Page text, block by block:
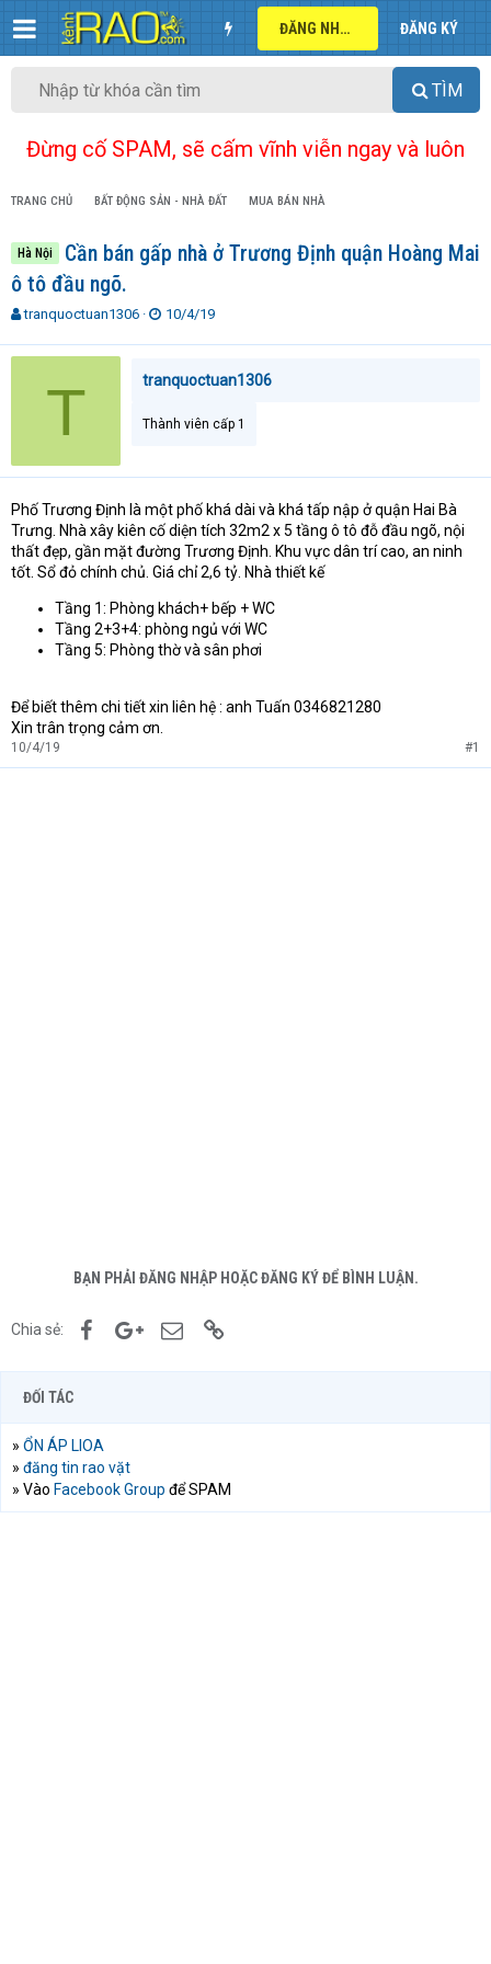
ĐĂNG NHẬP ĐĂNG KÝ
TÌM
Đừng cố SPAM, sẽ cấm vĩnh viễn ngay và luôn
TRANG CHỦ BẤT ĐỘNG SẢN - NHÀ ĐẤT MUA BÁN NHÀ
Hà Nội
Cần bán gấp nhà ở Trương Định quận Hoàng Mai
ô tô đầu ngõ.
T
r
a
t
e
r
tranquoctuan1306
N
y
i
10/4/19
T tranquoctuan1306
Thành viên cấp 1
Phố Trương Định là một phố khá dài và khá tấp nập ở quận Hai Bà
Trưng. Nhà xây kiên cố diện tích 32m2 x 5 tầng ô tô đỗ đầu ngõ, nội
thất đẹp, gần mặt đường Trương Định. Khu vực dân trí cao, an ninh
tốt. Sổ đỏ chính chủ. Giá chỉ 2,6 tỷ. Nhà thiết kế
Tầng 1: Phòng khách+ bếp + WC
Tầng 2+3+4: phòng ngủ với WC
Tầng 5: Phòng thờ và sân phơi
Để biết thêm chi tiết xin liên hệ : anh Tuấn 0346821280
Xin trân trọng cảm ơn.
10/4/19 #1
BẠN PHẢI ĐĂNG NHẬP HOẶC ĐĂNG KÝ ĐỂ BÌNH LUẬN.
Chia sẻ: FacebookGoogle+Email
ĐỐI TÁC
» ỔN ÁP LIOA
» đăng tin rao vặt
» Vào Facebook Group để SPAM